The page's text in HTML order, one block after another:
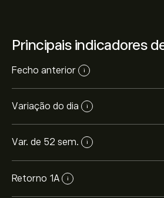
Principais indicadores
Fecho anterior i
Variação do dia i
Var. de 52 sem. i
Retorno 1A i